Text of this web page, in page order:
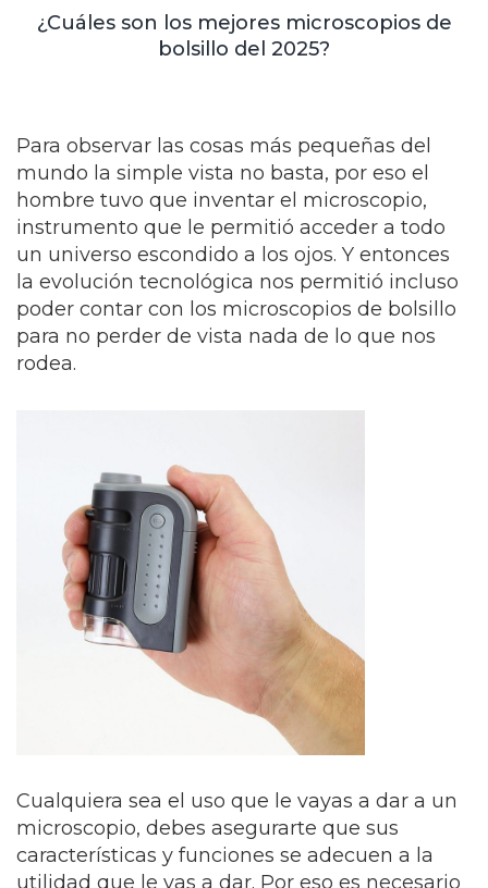
¿Cuáles son los mejores microscopios de
bolsillo del 2025?
Para observar las cosas más pequeñas del
mundo la simple vista no basta, por eso el
hombre tuvo que inventar el microscopio,
instrumento que le permitió acceder a todo
un universo escondido a los ojos. Y entonces
la evolución tecnológica nos permitió incluso
poder contar con los microscopios de bolsillo
para no perder de vista nada de lo que nos
rodea.
Cualquiera sea el uso que le vayas a dar a un
microscopio, debes asegurarte que sus
características y funciones se adecuen a la
utilidad que le vas a dar. Por eso es necesario